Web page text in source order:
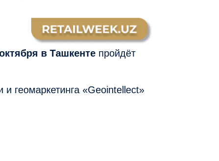
в Ташкенте пройдёт
геомаркетинга «Geointellect»